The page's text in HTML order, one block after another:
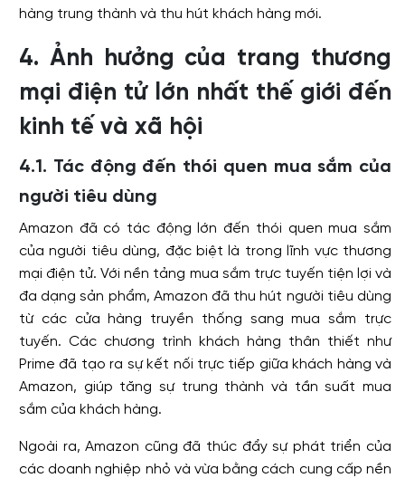
hàng trung thành và thu hút khách hàng mới.
4. Ảnh hưởng của trang thương
mại điện tử lớn nhất thế giới đến
kinh tế và xã hội
4.1. Tác động đến thói quen mua sắm của
người tiêu dùng
Amazon đã có tác động lớn đến thói quen mua sắm
của người tiêu dùng, đặc biệt là trong lĩnh vực thương
mại điện tử. Với nền tảng mua sắm trực tuyến tiện lợi và
đa dạng sản phẩm, Amazon đã thu hút người tiêu dùng
từ các cửa hàng truyền thống sang mua sắm trực
tuyến. Các chương trình khách hàng thân thiết như
Prime đã tạo ra sự kết nối trực tiếp giữa khách hàng và
Amazon, giúp tăng sự trung thành và tần suất mua
sắm của khách hàng.
Ngoài ra, Amazon cũng đã thúc đẩy sự phát triển của
các doanh nghiệp nhỏ và vừa bằng cách cung cấp nền